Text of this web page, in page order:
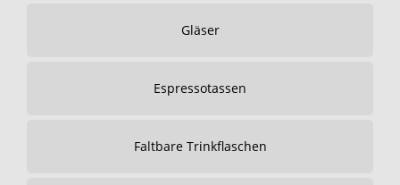
Gläser
Espressotassen
Faltbare Trinkflaschen